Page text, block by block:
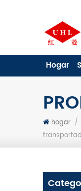
Hogar
hogar /